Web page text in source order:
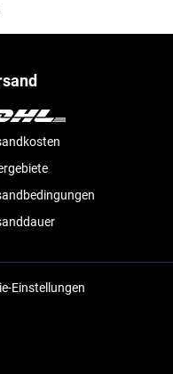
Einstellungen